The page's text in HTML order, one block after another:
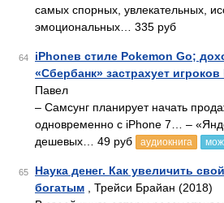
самых спорных, увлекательных,
эмоциональных… 335 руб
64
iPhoneв стиле Pokemon Go;
«Сбербанк» застрахует
Павел
– Самсунг планирует начать
одновременно с iPhone 7… –
дешевых… 49 руб
аудиокнига
65
Наука денег. Как увеличить
богатым , Трейси Брайан (2018)